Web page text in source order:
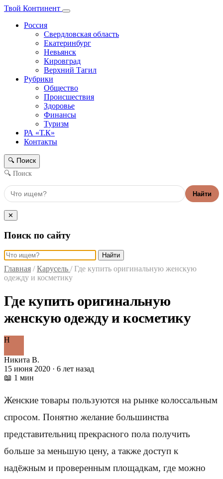
Твой Континент
Россия
Свердловская область
Екатеринбург
Невьянск
Кировград
Верхний Тагил
Рубрики
Общество
Происшествия
Здоровье
Финансы
Туризм
РА «Т.К»
Контакты
🔍 Поиск
🔍 Поиск
Найти
✕
Поиск по сайту
Найти
Главная / Карусель / Где купить оригинальную женскую
одежду и косметику
Где купить оригинальную
женскую одежду и косметику
Н
Никита В.
15 июня 2020 · 6 лет назад
📖 1 мин
Женские товары пользуются на рынке колоссальным
спросом. Понятно желание большинства
представительниц прекрасного пола получить
больше за меньшую цену, а также доступ к
надёжным и проверенным площадкам, где можно